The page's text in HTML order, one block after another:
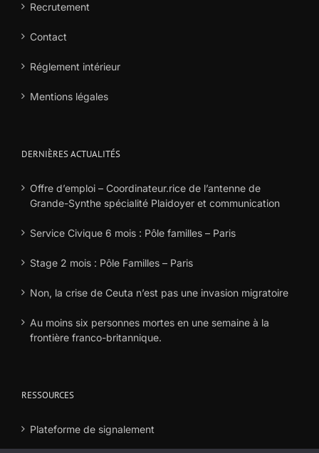
Recrutement
Contact
Réglement intérieur
Mentions légales
DERNIÈRES ACTUALITÉS
Offre d’emploi – Coordinateur.rice de l’antenne de
Grande-Synthe spécialité Plaidoyer et communication
Service Civique 6 mois : Pôle familles – Paris
Stage 2 mois : Pôle Familles – Paris
Non, la crise de Ceuta n’est pas une invasion migratoire
Au moins six personnes mortes en une semaine à la
frontière franco-britannique.
RESSOURCES
Plateforme de signalement